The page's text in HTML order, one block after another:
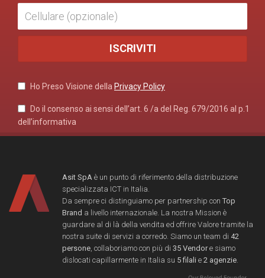
Ho Preso Visione della Privacy Policy
Do il consenso ai sensi dell’art. 6 /a del Reg. 679/2016 al p.1
dell’informativa
Asit SpA è un punto di riferimento della distribuzione
specializzata ICT in Italia.
Da sempre ci distinguiamo per partnership con Top
Brand a livello internazionale. La nostra Mission è
guardare al di là della vendita ed offrire Valore tramite la
nostra suite di servizi a corredo. Siamo un team di 42
persone , collaboriamo con più di 35 Vendore siamo
dislocati capillarmente in Italia su 5 filali e 2 agenzie